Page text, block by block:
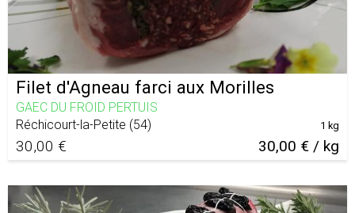
Filet d'Agneau farci aux Morilles
GAEC DU FROID PERTUIS
Réchicourt-la-Petite (54)
30,00 € 30,00 € / kg
1 kg